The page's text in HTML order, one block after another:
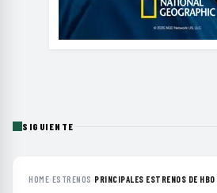
SIGUIENTE
HOME›ESTRENOS ›PRINCIPALES ESTRENOS DE